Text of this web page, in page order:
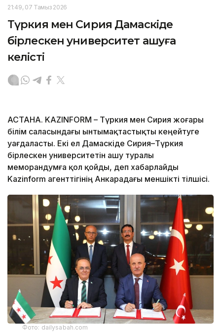
21:49, 07 Тамыз 2026
Түркия мен Сирия Дамаскіде
бірлескен университет ашуға
келісті
АСТАНА. KAZINFORM – Түркия мен Сирия жоғары
білім саласындағы ынтымақтастықты кеңейтуге
уағдаласты. Екі ел Дамаскіде Сирия–Түркия
бірлескен университетін ашу туралы
меморандумға қол қойды, деп хабарлайды
Kazinform агенттігінің Анкарадағы меншікті тілшісі.
Фото: dailysabah.com